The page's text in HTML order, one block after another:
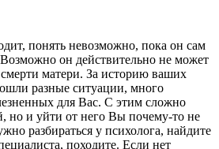
понять невозможно, пока он сам
Возможно он действительно не может
смерти матери. За историю ваших
разные ситуации, много
для Вас. С этим сложно
но и уйти от него Вы почему-то не
разбираться у психолога, найдите
походите. Если нет